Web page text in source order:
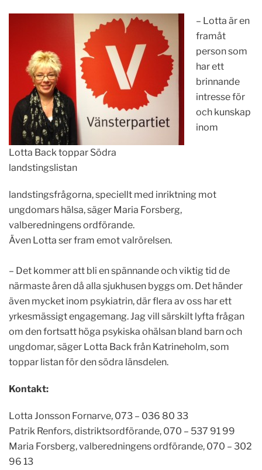
Lotta Back toppar Södra
landstingslistan
– Lotta är en
framåt
person som
har ett
brinnande
intresse för
och kunskap
inom
landstingsfrågorna, speciellt med inriktning mot
ungdomars hälsa, säger Maria Forsberg,
valberedningens ordförande.
Även Lotta ser fram emot valrörelsen.
– Det kommer att bli en spännande och viktig tid de
närmaste åren då alla sjukhusen byggs om. Det händer
även mycket inom psykiatrin, där flera av oss har ett
yrkesmässigt engagemang. Jag vill särskilt lyfta frågan
om den fortsatt höga psykiska ohälsan bland barn och
ungdomar, säger Lotta Back från Katrineholm, som
toppar listan för den södra länsdelen.
Kontakt:
Lotta Jonsson Fornarve, 073 – 036 80 33
Patrik Renfors, distriktsordförande, 070 – 537 91 99
Maria Forsberg, valberedningens ordförande, 070 – 302
96 13